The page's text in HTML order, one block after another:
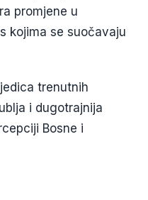
promjene u
kojima se suočavaju
trenutnih
i dugotrajnija
Bosne i